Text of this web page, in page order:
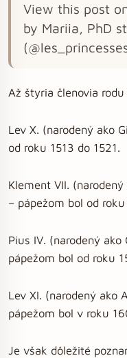
View this post
by Mariia, PhD
Až štyria členovia
Lev X. (narodený ako
od roku 1513 do 1521.
Klement VII.
– pápežom bol od
Pius IV. (narodený ako
pápežom bol od roku
Lev XI. (narodený ako
pápežom bol v roku
Je však dôležité